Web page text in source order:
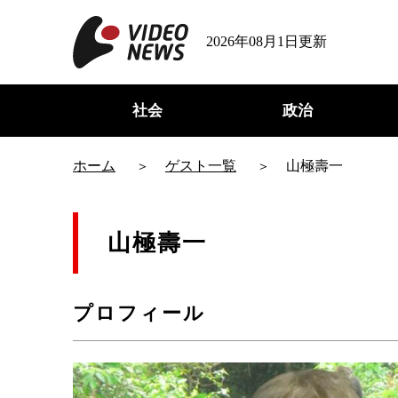
2026年08月1日更新
社会 政治
ホーム ゲスト一覧 山極壽一
山極壽一
プロフィール